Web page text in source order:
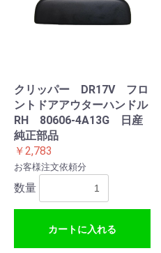
クリッパー DR17V フロ
ントドアアウターハンドル
RH 80606-4A13G 日産
純正部品
￥2,783
お客様注文依頼分
数量
カートに入れる